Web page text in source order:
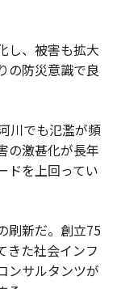
し、被害も拡大
の防災意識で良
川でも氾濫が頻
の激甚化が長年
ドを上回ってい
刷新だ。創立75
きた社会インフ
ンサルタンツが